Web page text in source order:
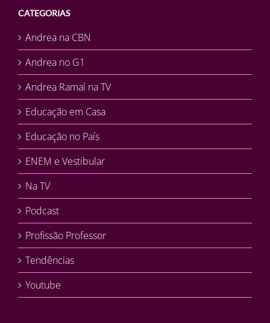
CATEGORIAS
Andrea na CBN
Andrea no G1
Andrea Ramal na TV
Educação em Casa
Educação no País
ENEM e Vestibular
Na TV
Podcast
Profissão Professor
Tendências
Youtube